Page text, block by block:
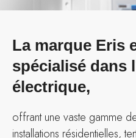
La marque Eris
spécialisé dans
électrique,
offrant une vaste gamme
installations résidentielles,